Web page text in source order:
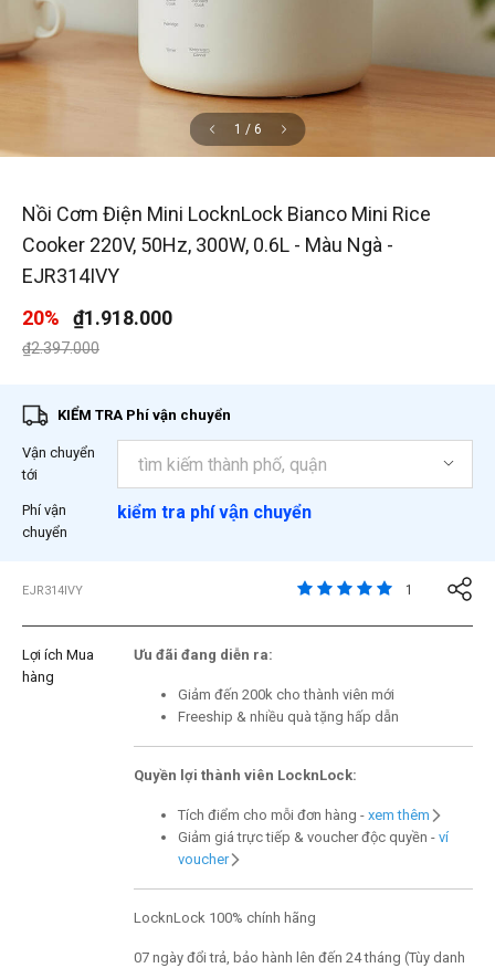
1 / 6
Nồi Cơm Điện Mini LocknLock Bianco Mini Rice
Cooker 220V, 50Hz, 300W, 0.6L - Màu Ngà -
EJR314IVY
20%
₫1.918.000
Giá giảm xuống từ
₫2.397.000đến
KIỂM TRA Phí vận chuyển
Vận chuyển
tới
Phí vận
chuyển
kiểm tra phí vận chuyển
EJR314IVY 5 trên đánh giá của 5
1
Lợi ích Mua
hàng
Ưu đãi đang diễn ra:
Giảm đến 200k cho thành viên mới
Freeship & nhiều quà tặng hấp dẫn
Quyền lợi thành viên LocknLock:
Tích điểm cho mỗi đơn hàng - xem thêm
Giảm giá trực tiếp & voucher độc quyền - ví
voucher
LocknLock 100% chính hãng
07 ngày đổi trả, bảo hành lên đến 24 tháng (Tùy danh